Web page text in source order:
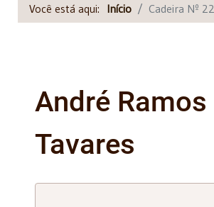
Você está aqui: Início Cadeira Nº 22
André Ramos
Tavares